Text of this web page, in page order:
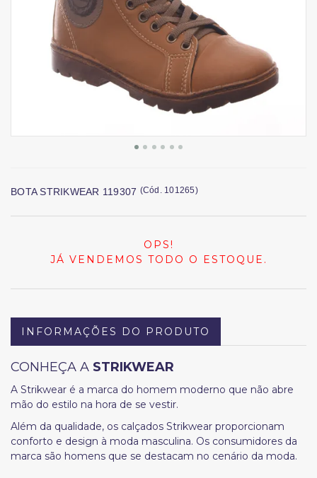
BOTA STRIKWEAR 119307 (Cód. 101265)
OPS!
JÁ VENDEMOS TODO O ESTOQUE.
INFORMAÇÕES DO PRODUTO
CONHEÇA A STRIKWEAR
A Strikwear é a marca do homem moderno que não abre
mão do estilo na hora de se vestir.
Além da qualidade, os calçados Strikwear proporcionam
conforto e design à moda masculina. Os consumidores da
marca são homens que se destacam no cenário da moda.